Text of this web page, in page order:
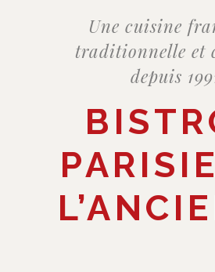
Une cuisine
traditionnelle et
depuis